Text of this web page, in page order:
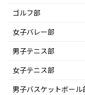
ゴルフ部
女子バレー部
男子テニス部
女子テニス部
男子バスケットボール